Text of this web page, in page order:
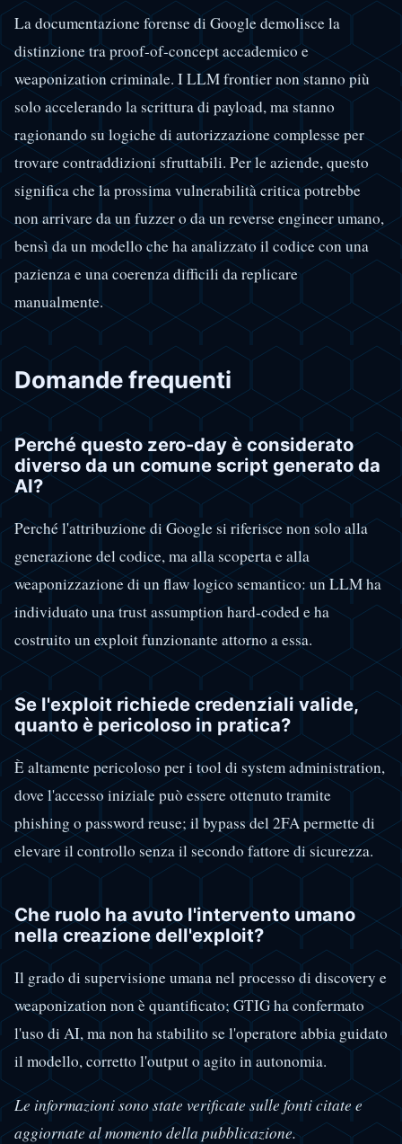
La documentazione forense di Google demolisce la
distinzione tra proof-of-concept accademico e
weaponization criminale. I LLM frontier non stanno più
solo accelerando la scrittura di payload, ma stanno
ragionando su logiche di autorizzazione complesse per
trovare contraddizioni sfruttabili. Per le aziende, questo
significa che la prossima vulnerabilità critica potrebbe
non arrivare da un fuzzer o da un reverse engineer umano,
bensì da un modello che ha analizzato il codice con una
pazienza e una coerenza difficili da replicare
manualmente.
Domande frequenti
Perché questo zero-day è considerato
diverso da un comune script generato da
AI?
Perché l'attribuzione di Google si riferisce non solo alla
generazione del codice, ma alla scoperta e alla
weaponizzazione di un flaw logico semantico: un LLM ha
individuato una trust assumption hard-coded e ha
costruito un exploit funzionante attorno a essa.
Se l'exploit richiede credenziali valide,
quanto è pericoloso in pratica?
È altamente pericoloso per i tool di system administration,
dove l'accesso iniziale può essere ottenuto tramite
phishing o password reuse; il bypass del 2FA permette di
elevare il controllo senza il secondo fattore di sicurezza.
Che ruolo ha avuto l'intervento umano
nella creazione dell'exploit?
Il grado di supervisione umana nel processo di discovery e
weaponization non è quantificato; GTIG ha confermato
l'uso di AI, ma non ha stabilito se l'operatore abbia guidato
il modello, corretto l'output o agito in autonomia.
Le informazioni sono state verificate sulle fonti citate e
aggiornate al momento della pubblicazione.